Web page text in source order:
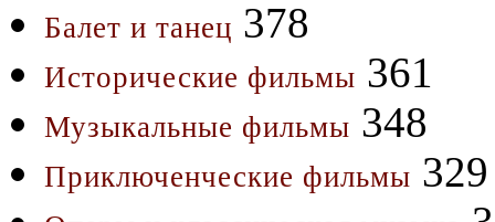
Балет и танец 378
Исторические фильмы 361
Музыкальные фильмы 348
Приключенческие фильмы 329